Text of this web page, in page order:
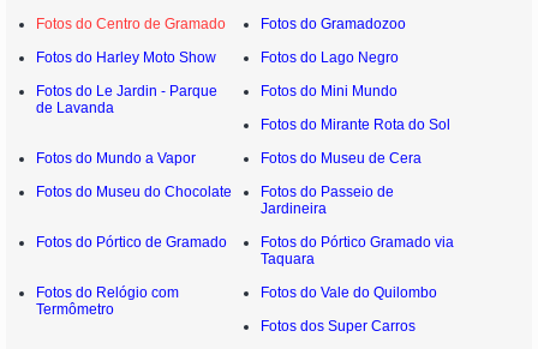
Fotos do Centro de Gramado
Fotos do Gramadozoo
Fotos do Harley Moto Show
Fotos do Lago Negro
Fotos do Le Jardin - Parque
de Lavanda
Fotos do Mini Mundo
Fotos do Mirante Rota do Sol
Fotos do Mundo a Vapor
Fotos do Museu de Cera
Fotos do Museu do Chocolate
Fotos do Passeio de
Jardineira
Fotos do Pórtico de Gramado
Fotos do Pórtico Gramado via
Taquara
Fotos do Relógio com
Termômetro
Fotos do Vale do Quilombo
Fotos dos Super Carros